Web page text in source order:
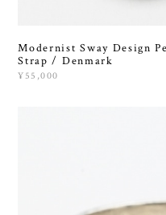
Modernist Sway Design
Strap / Denmark
¥55,000